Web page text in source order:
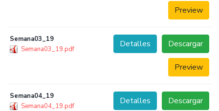
Preview
Semana03_19
Semana03_19.pdf
Descargar
Detalles
Preview
Semana04_19
Semana04_19.pdf
Descargar
Detalles